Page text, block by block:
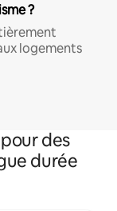
?
logements
des
durée